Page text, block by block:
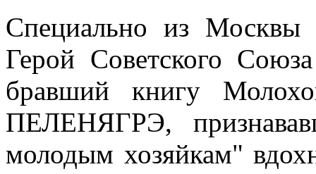
Специально из Москвы
Герой Советского
бравший книгу
ПЕЛЕНЯГРЭ,
молодым хозяйкам"